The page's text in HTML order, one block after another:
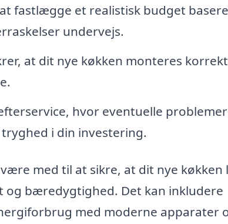
fastlægge et realistisk budget
undervejs.
at dit nye køkken monteres
hvor eventuelle
i din investering.
med til at sikre, at dit nye køkken
bæredygtighed. Det kan inkludere
med moderne apparater